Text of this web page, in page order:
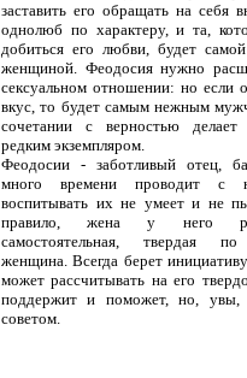
заставить его обращать на себя
однолюб по характеру, и та,
добиться его любви, будет
женщиной. Феодосия нужно
сексуальном отношении: но если
вкус, то будет самым нежным
сочетании с верностью делает
редким экземпляром.
Феодосии - заботливый отец,
много времени проводит с
воспитывать их не умеет и не
правило, жена у него
самостоятельная, твердая по
женщина. Всегда берет
может рассчитывать на его
поддержит и поможет, но, увы,
советом.